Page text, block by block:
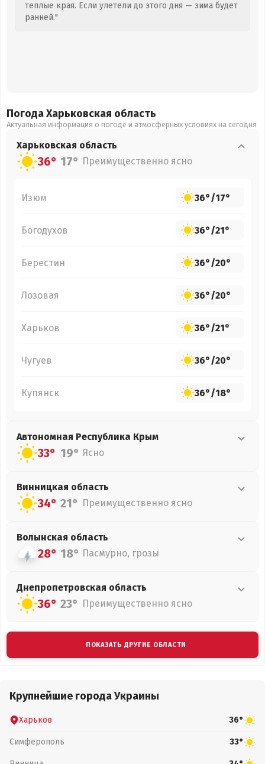
теплые края. Если улетели до этого дня — зима будет
ранней."
Погода Харьковская область
Актуальная информация о погоде и атмосферных условиях на сегодня
Харьковская область
36° 17° Преимущественно ясно
Изюм 36°/17°
Богодухов 36°/21°
Берестин 36°/20°
Лозовая 36°/20°
Харьков 36°/21°
Чугуев 36°/20°
Купянск 36°/18°
Автономная Республика Крым
33° 19° Ясно
Винницкая область
34° 21° Преимущественно ясно
Волынская область
28° 18° Пасмурно, грозы
Днепропетровская область
36° 23° Преимущественно ясно
ПОКАЗАТЬ ДРУГИЕ ОБЛАСТИ
Крупнейшие города Украины
Харьков 36°
Симферополь 33°